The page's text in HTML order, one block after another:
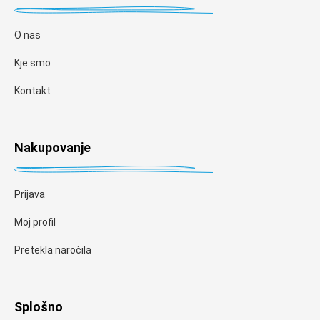
O nas
Kje smo
Kontakt
Nakupovanje
Prijava
Moj profil
Pretekla naročila
Splošno